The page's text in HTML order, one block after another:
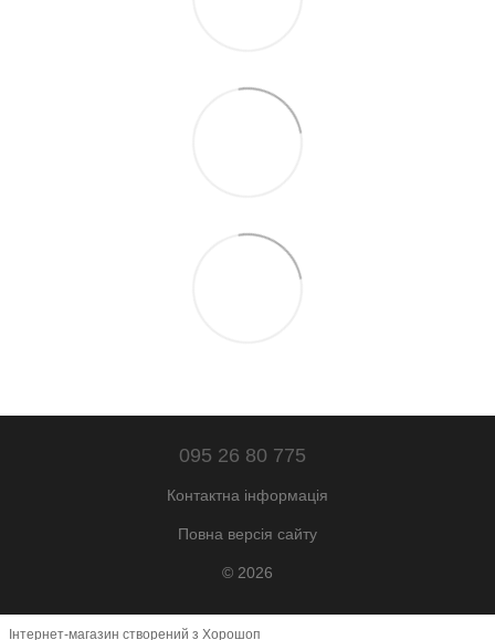
095 26 80 775
Контактна інформація
Повна версія сайту
© 2026
Інтернет-магазин створений з Хорошоп